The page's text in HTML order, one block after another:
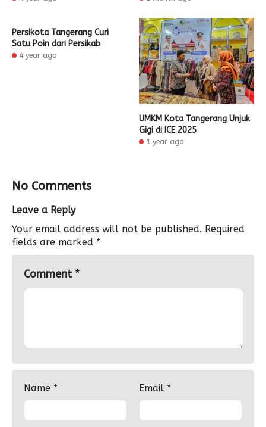
Persikota Tangerang Curi
Satu Poin dari Persikab
4 year ago
UMKM Kota Tangerang Unjuk
Gigi di ICE 2025
1 year ago
No Comments
Leave a Reply
Your email address will not be published. Required
fields are marked *
Comment *
Name * Email *